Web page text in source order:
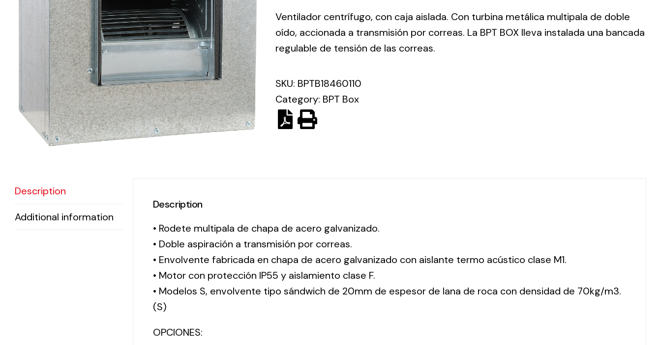
eléctrico.
Lighting and
Electrical
Equipment
Complete
and need
Ventilation
Novovent into
the group
meant a greater
offer of
Ventilador centrífugo, con caja aislada. Con turbina metálica multipala de doble
oído, accionada a transmisión por correas. La BPT BOX lleva instalada una bancada
regulable de tensión de las correas.
SKU: BPTB18460110
Category: BPT Box
Description
Additional information
Description
• Rodete multipala de chapa de acero galvanizado.
• Doble aspiración a transmisión por correas.
• Envolvente fabricada en chapa de acero galvanizado con aislante termo acústico clase M1.
• Motor con protección IP55 y aislamiento clase F.
• Modelos S, envolvente tipo sándwich de 20mm de espesor de lana de roca con densidad de 70kg/m3.
(S)
OPCIONES: